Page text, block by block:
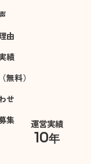
由
績
無料）
せ
集 運営実績
10年